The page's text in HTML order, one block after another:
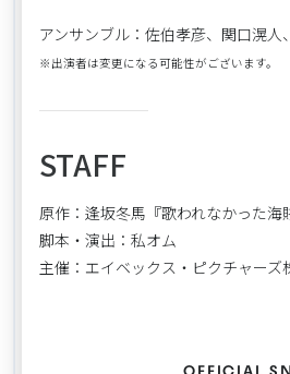
アンサンブル：佐伯孝彦、関口滉人
※出演者は変更になる可能性がございます。
STAFF
原作：逢坂冬馬『歌われなかった海
脚本・演出：私オム
主催：エイベックス・ピクチャーズ
OFFICIAL